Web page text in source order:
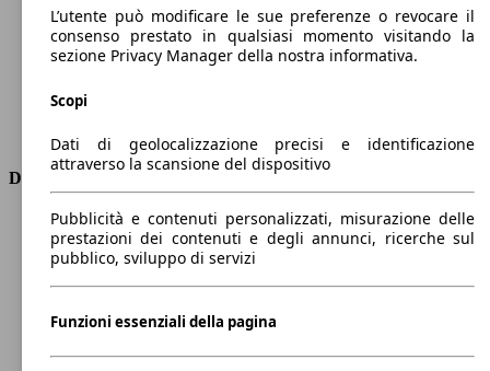
Coppia
340 nm
Cilindrata
1968 ccm
Carburante
Diesel
Trasmissione
Dimensioni
Lunghezza
4380 mm
Altezza
1610 mm
Larghezza
Peso massimo
2116 kg
L’utente può modificare le sue preferenze o revocare il
consenso prestato in qualsiasi momento visitando la
sezione Privacy Manager della nostra informativa.
Scopi
Dati di geolocalizzazione precisi e identificazione
attraverso la scansione del dispositivo
Pubblicità e contenuti personalizzati, misurazione delle
prestazioni dei contenuti e degli annunci, ricerche sul
pubblico, sviluppo di servizi
Funzioni essenziali della pagina